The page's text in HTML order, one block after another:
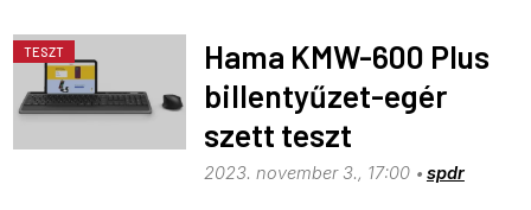
TESZT
Hama KMW-600 Plus
billentyűzet-egér
szett teszt
2023. november 3., 17:00 spdr